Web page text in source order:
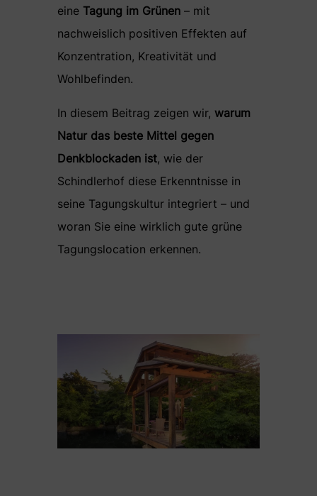
eine Tagung im Grünen– mit
nachweislich positiven Effekten auf
Konzentration, Kreativität und
Wohlbefinden.
In diesem Beitrag zeigen wir, warum
Natur das beste Mittel gegen
Denkblockaden ist, wie der
Schindlerhof diese Erkenntnisse in
seine Tagungskultur integriert – und
woran Sie eine wirklich gute grüne
Tagungslocation erkennen.